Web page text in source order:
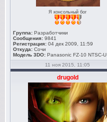
Я консольный бог
Группа: Разработчики
Сообщения: 9841
Регистрация: 04 дек 2009, 11:59
Откуда: Сочи
Модель 3DO: Panasonic FZ-10 NTSC-U
11 ноя 2015, 11:05
drugold